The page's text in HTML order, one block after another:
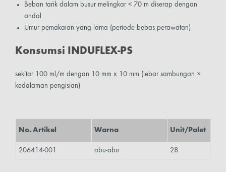
Beban tarik dalam busur melingkar < 70 m diserap dengan
andal
Umur pemakaian yang lama (periode bebas perawatan)
Konsumsi INDUFLEX-PS
sekitar 100 ml/m dengan 10 mm x 10 mm (lebar sambungan ×
kedalaman pengisian)
No. Artikel Warna Unit/Palet
206414-001 abu-abu 28